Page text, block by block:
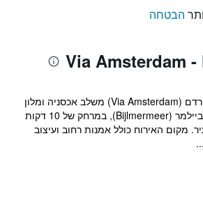
הבטחה
מקום האירוח ויה אמסטרדם (Via Amsterdam) משלב אכסניה ומלון
מעוצבים, ונמצא ברובע ביילמר (Bijlmermeer), במרחק של 10 דקות
מקום האירוח כולל אמנות רחוב ועיצוב